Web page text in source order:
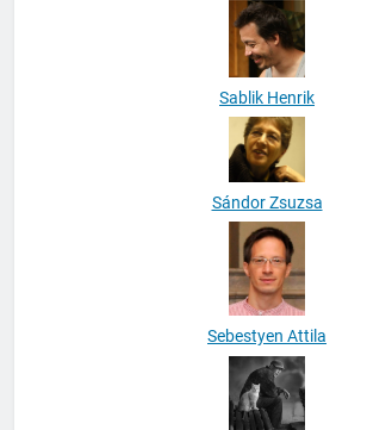
Sablik Henrik
Sándor Zsuzsa
Sebestyen Attila